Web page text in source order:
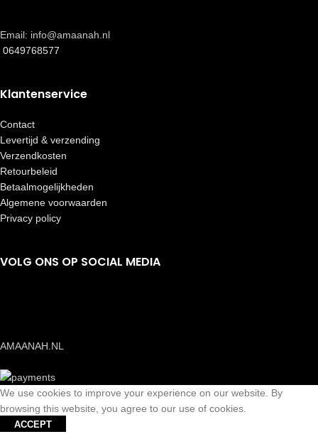
Email: info@amaanah.nl
0649768577
Klantenservice
Contact
Levertijd & verzending
Verzendkosten
Retourbeleid
Betaalmogelijkheden
Algemene voorwaarden
Privacy policy
VOLG ONS OP SOCIAL MEDIA
AMAANAH.NL
We use cookies to improve your experience on our website. By
browsing this website, you agree to our use of cookies.
ACCEPT